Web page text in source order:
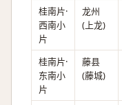
桂南片·
西南小
片
龙州
(上龙)
桂南片·
东南小
片
藤县
(藤城)